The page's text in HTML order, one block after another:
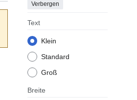
Verbergen
Text
Klein
Standard
Groß
Breite